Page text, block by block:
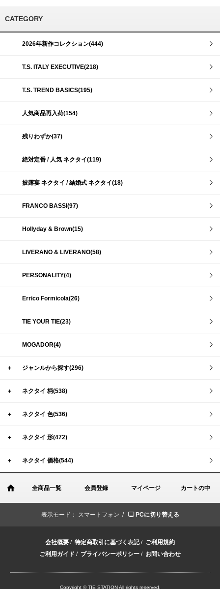
CATEGORY
2026年新作コレクション(444)
T.S. ITALY EXECUTIVE(218)
T.S. TREND BASICS(195)
人気商品再入荷(154)
残りわずか(37)
絶対定番 / 人気 ネクタイ(119)
披露宴 ネクタイ / 結婚式 ネクタイ(18)
FRANCO BASSI(97)
Hollyday & Brown(15)
LIVERANO & LIVERANO(58)
PERSONALITY(4)
Errico Formicola(26)
TIE YOUR TIE(23)
MOGADOR(4)
＋ ジャンルから探す(296)
＋ ネクタイ 柄(538)
＋ ネクタイ 色(536)
＋ ネクタイ 形(472)
＋ ネクタイ 価格(544)
全商品一覧 会員登録 マイページ カートの中
表示モード： スマートフォン / PCに切り替える
会社概要 / 特定商取引に基づく表記/ ご利用規約
ご利用ガイド / プライバシーポリシー / お問い合わせ
Copyright © TIE STATION All rights reserved.